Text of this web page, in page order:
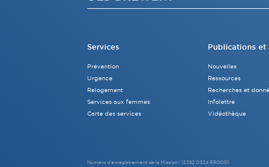
Services
Prévention
Urgence
Relogement
Services aux femmes
Carte des services
Publications et
Nouvelles
Ressources
Recherches et
Infolettre
Vidéothèque
Numéro d’enregistrement de la Mission : 12392 0324 RR0001